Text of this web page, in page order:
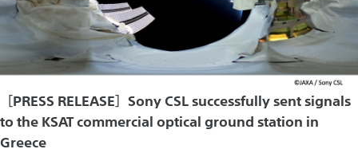
［PRESS RELEASE］Sony CSL successfully sent signals
to the KSAT commercial optical ground station in
Greece